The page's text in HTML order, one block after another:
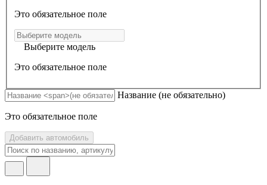
Это обязательное поле
Выберите модель
Это обязательное поле
Название (не обязательно)
Это обязательное поле
Добавить автомобиль